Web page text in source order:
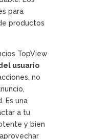
para
productos
TopView
usuario
no
Es una
a tu
y bien